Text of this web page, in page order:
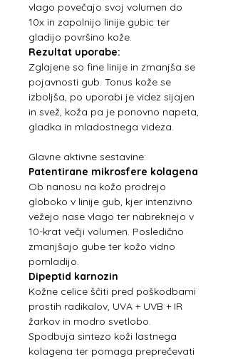
vlago povečajo svoj volumen do
10x in zapolnijo linije gubic ter
gladijo površino kože.
Rezultat uporabe:
Zglajene so fine linije in zmanjša se
pojavnosti gub. Tonus kože se
izboljša, po uporabi je videz sijajen
in svež, koža pa je ponovno napeta,
gladka in mladostnega videza.
Glavne aktivne sestavine:
Patentirane mikrosfere kolagena
Ob nanosu na kožo prodrejo
globoko v linije gub, kjer intenzivno
vežejo nase vlago ter nabreknejo v
10-krat večji volumen. Posledično
zmanjšajo gube ter kožo vidno
pomladijo.
Dipeptid karnozin
Kožne celice ščiti pred poškodbami
prostih radikalov, UVA + UVB + IR
žarkov in modro svetlobo.
Spodbuja sintezo koži lastnega
kolagena ter pomaga preprečevati